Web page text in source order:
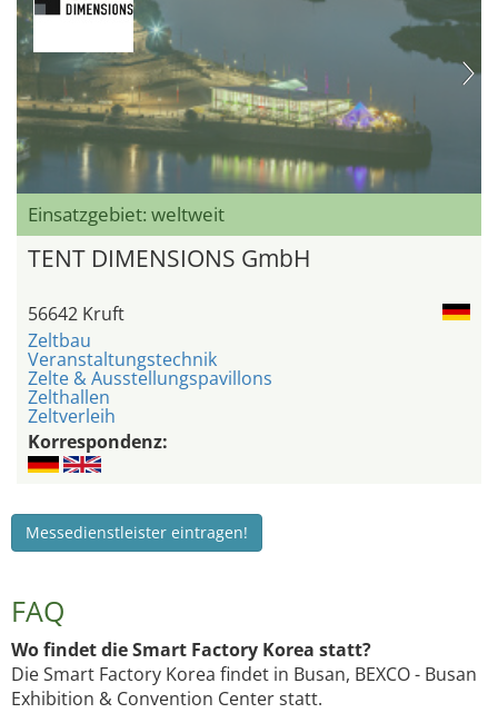
Einsatzgebiet: weltweit
TENT DIMENSIONS GmbH
56642 Kruft
Zeltbau
Veranstaltungstechnik
Zelte & Ausstellungspavillons
Zelthallen
Zeltverleih
Korrespondenz:
Messedienstleister eintragen!
FAQ
Wo findet die Smart Factory Korea statt?
Die Smart Factory Korea findet in Busan, BEXCO - Busan
Exhibition & Convention Center statt.